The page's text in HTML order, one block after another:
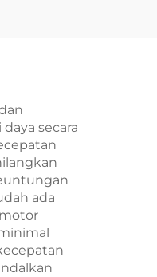
secara
ada